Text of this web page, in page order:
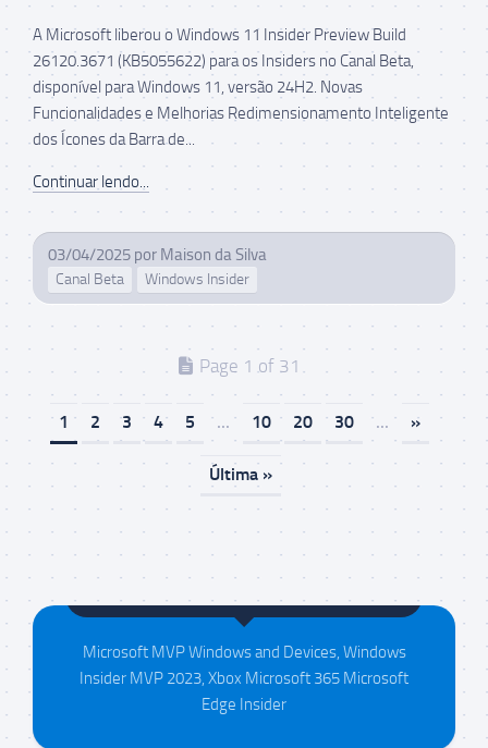
A Microsoft liberou o Windows 11 Insider Preview Build
26120.3671 (KB5055622) para os Insiders no Canal Beta,
disponível para Windows 11, versão 24H2. Novas
Funcionalidades e Melhorias Redimensionamento Inteligente
dos Ícones da Barra de...
Continuar lendo...
03/04/2025 por Maison da Silva
Canal Beta Windows Insider
Page 1 of 31
1 2 3 4 5 ... 10 20 30 ... »
Última »
Maison da Silva
Microsoft MVP Windows and Devices, Windows
Insider MVP 2023, Xbox Microsoft 365 Microsoft
Edge Insider